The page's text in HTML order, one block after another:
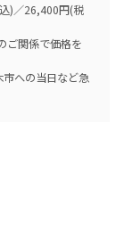
)／26,400円(税
ご関係で価格を
への当日など急